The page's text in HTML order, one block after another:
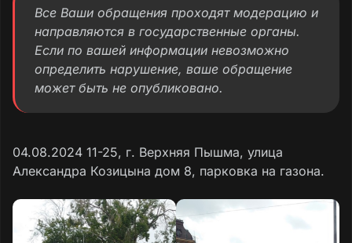
Все Ваши обращения проходят модерацию и
направляются в государственные органы.
Если по вашей информации невозможно
определить нарушение, ваше обращение
может быть не опубликовано.
04.08.2024 11-25, г. Верхняя Пышма, улица
Александра Козицына дом 8, парковка на газона.